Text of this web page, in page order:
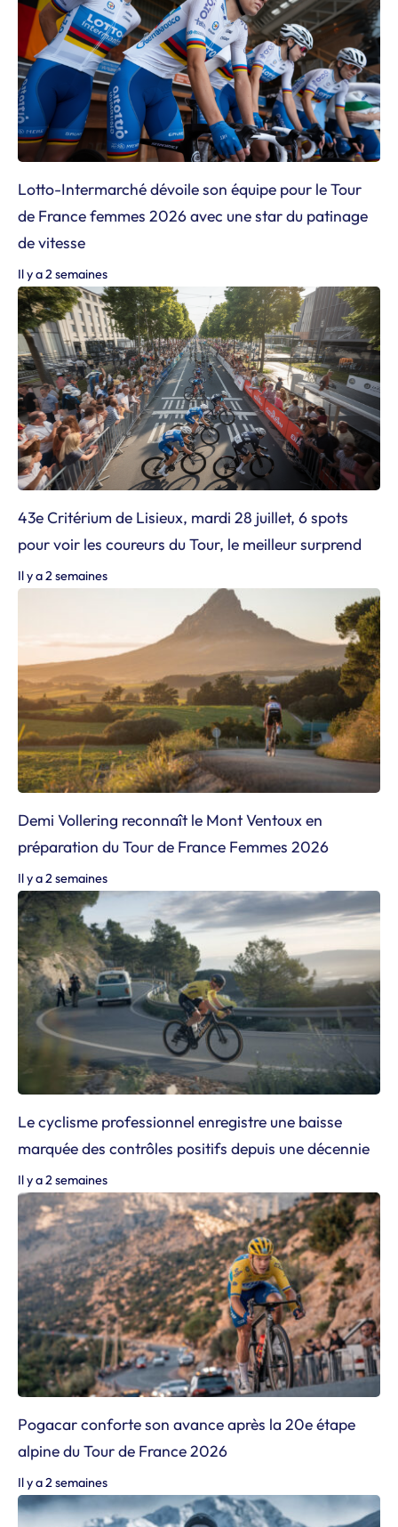
Lotto-Intermarché dévoile son équipe pour le Tour
de France femmes 2026 avec une star du patinage
de vitesse
Il y a 2 semaines
43e Critérium de Lisieux, mardi 28 juillet, 6 spots
pour voir les coureurs du Tour, le meilleur surprend
Il y a 2 semaines
Demi Vollering reconnaît le Mont Ventoux en
préparation du Tour de France Femmes 2026
Il y a 2 semaines
Le cyclisme professionnel enregistre une baisse
marquée des contrôles positifs depuis une décennie
Il y a 2 semaines
Pogacar conforte son avance après la 20e étape
alpine du Tour de France 2026
Il y a 2 semaines